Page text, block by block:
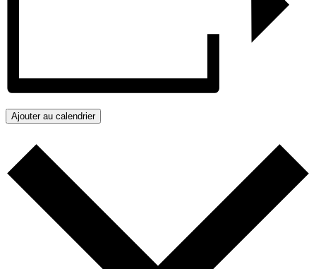
Ajouter au calendrier